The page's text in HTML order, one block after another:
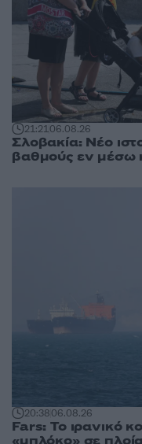
21:2106.08.26
Σλοβακία: Νέο
βαθμούς εν μέσω
20:3806.08.26
Fars: Το ιρανικό